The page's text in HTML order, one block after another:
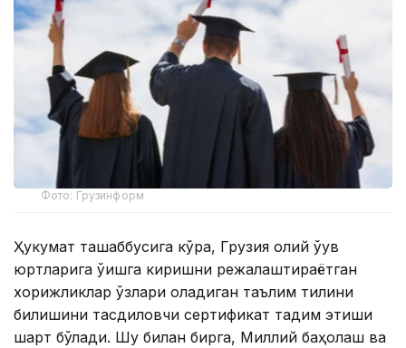
Фото: Грузинформ
Ҳукумат ташаббусига кўра, Грузия олий ўқув
юртларига ўқишга киришни режалаштираётган
хорижликлар ўзлари оладиган таълим тилини
билишини тасдиқловчи сертификат тақдим этиши
шарт бўлади. Шу билан бирга, Миллий баҳолаш ва